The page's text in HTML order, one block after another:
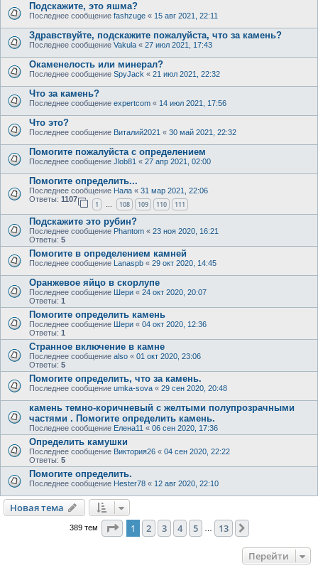
Подскажите, это яшма?
Последнее сообщение fashzuge « 15 авг 2021, 22:11
Здравствуйте, подскажите пожалуйста, что за камень?
Последнее сообщение Vakula « 27 июл 2021, 17:43
Окаменелость или минерал?
Последнее сообщение SpyJack « 21 июл 2021, 22:32
Что за камень?
Последнее сообщение expertcom « 14 июл 2021, 17:56
Что это?
Последнее сообщение Виталий2021 « 30 май 2021, 22:32
Помогите пожалуйста с определением
Последнее сообщение Jlob81 « 27 апр 2021, 02:00
Помогите определить...
Последнее сообщение Нала « 31 мар 2021, 22:06
Ответы: 1107
1 … 108 109 110 111
Подскажите это рубин?
Последнее сообщение Phantom « 23 ноя 2020, 16:21
Ответы: 5
Помогите в определением камней
Последнее сообщение Lanaspb « 29 окт 2020, 14:45
Оранжевое яйцо в скорлупе
Последнее сообщение Шери « 24 окт 2020, 20:07
Ответы: 1
Помогите определить камень
Последнее сообщение Шери « 04 окт 2020, 12:36
Ответы: 1
Странное включение в камне
Последнее сообщение also « 01 окт 2020, 23:06
Ответы: 5
Помогите определить, что за камень.
Последнее сообщение umka-sova « 29 сен 2020, 20:48
камень темно-коричневый с желтыми полупрозрачными
частями . Помогите определить камень.
Последнее сообщение Елена11 « 06 сен 2020, 17:36
Определить камушки
Последнее сообщение Виктория26 « 04 сен 2020, 22:22
Ответы: 5
Помогите определить.
Последнее сообщение Hester78 « 12 авг 2020, 22:10
Новая тема
389 тем Страница из 13
1 2 3 4 5 13
Перейти